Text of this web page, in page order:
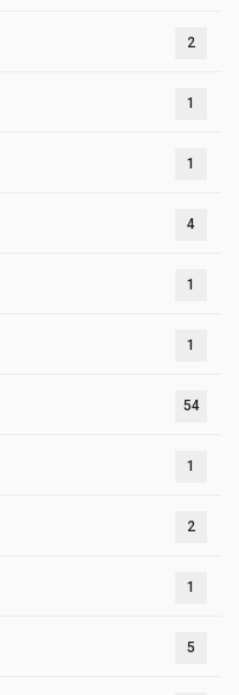
2
1
1
4
1
1
54
1
2
1
5